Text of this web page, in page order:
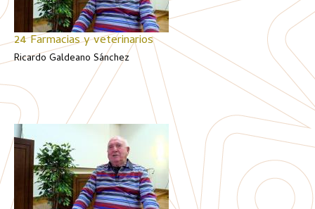
24 Farmacias y veterinarios
Ricardo Galdeano Sánchez